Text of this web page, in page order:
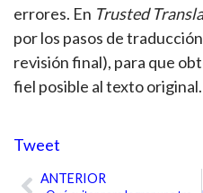
errores. En Trusted
por los pasos de
revisión final), para que
fiel posible al texto original.
Tweet
ANTERIOR